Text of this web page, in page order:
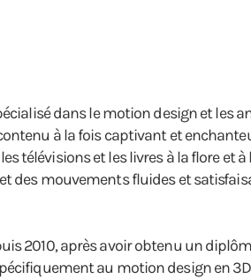
dans le motion design et
à la fois captivant et
télévisions et les livres à la flore et
des mouvements fluides et
2010, après avoir obtenu un
au motion design en